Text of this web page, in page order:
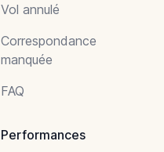
Vol annulé
Correspondance
manquée
FAQ
Performances